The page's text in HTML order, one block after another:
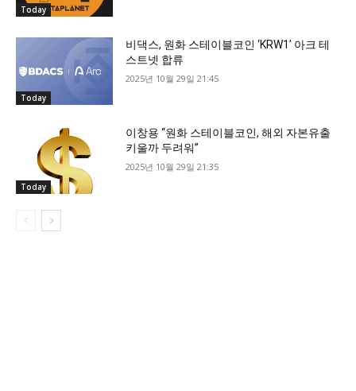
Today
Today
비댁스, 원화 스테이블코인 ‘KRW1’ 아크 테
스트넷 합류
2025년 10월 29일 21:45
Today
이창용 “원화 스테이블코인, 해외 자본유출
키울까 두려워”
2025년 10월 29일 21:35